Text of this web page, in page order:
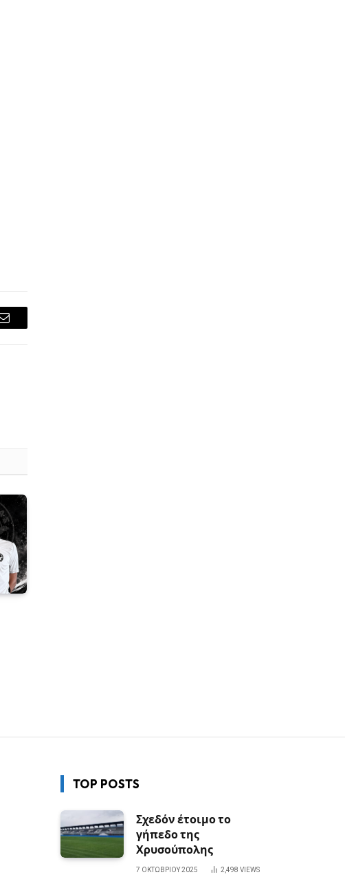
Email
TOP POSTS
Σχεδόν έτοιμο το
γήπεδο της
Χρυσούπολης
7 ΟΚΤΩΒΡΊΟΥ 2025 2,498 VIEWS